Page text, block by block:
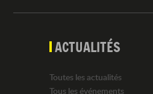
ACTUALITÉS
Toutes les actualités
Tous les événements